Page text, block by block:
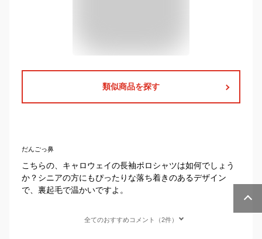
類似商品を探す
だんごっ鼻
こちらの、キャロウェイの長袖ポロシャツは如何でしょう
か？シニアの方にもぴったりな落ち着きのあるデザイン
で、裏起毛で温かいですよ。
全てのおすすめコメント（2件）